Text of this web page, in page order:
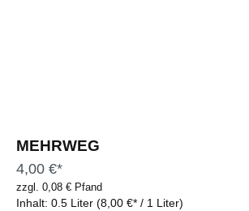
MEHRWEG
4,00 €*
zzgl. 0,08 € Pfand
Inhalt: 0.5 Liter (8,00 €* / 1 Liter)